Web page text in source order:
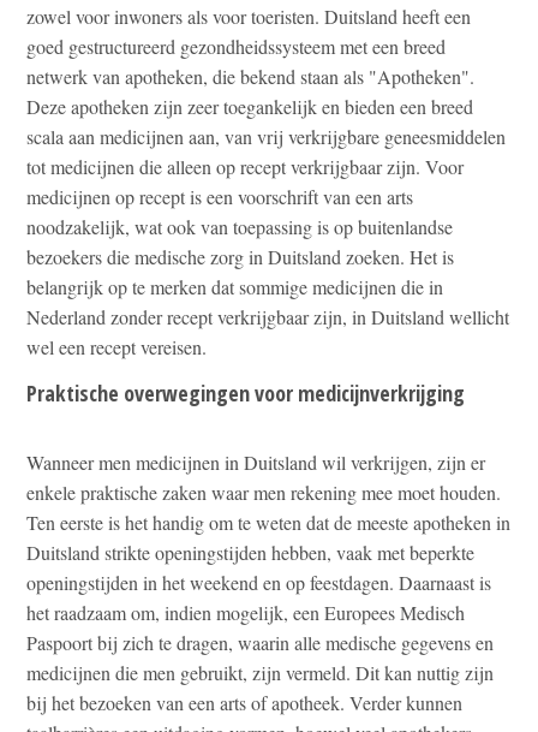
zowel voor inwoners als voor toeristen. Duitsland heeft een
goed gestructureerd gezondheidssysteem met een breed
netwerk van apotheken, die bekend staan als "Apotheken".
Deze apotheken zijn zeer toegankelijk en bieden een breed
scala aan medicijnen aan, van vrij verkrijgbare geneesmiddelen
tot medicijnen die alleen op recept verkrijgbaar zijn. Voor
medicijnen op recept is een voorschrift van een arts
noodzakelijk, wat ook van toepassing is op buitenlandse
bezoekers die medische zorg in Duitsland zoeken. Het is
belangrijk op te merken dat sommige medicijnen die in
Nederland zonder recept verkrijgbaar zijn, in Duitsland wellicht
wel een recept vereisen.
Praktische overwegingen voor medicijnverkrijging
Wanneer men medicijnen in Duitsland wil verkrijgen, zijn er
enkele praktische zaken waar men rekening mee moet houden.
Ten eerste is het handig om te weten dat de meeste apotheken in
Duitsland strikte openingstijden hebben, vaak met beperkte
openingstijden in het weekend en op feestdagen. Daarnaast is
het raadzaam om, indien mogelijk, een Europees Medisch
Paspoort bij zich te dragen, waarin alle medische gegevens en
medicijnen die men gebruikt, zijn vermeld. Dit kan nuttig zijn
bij het bezoeken van een arts of apotheek. Verder kunnen